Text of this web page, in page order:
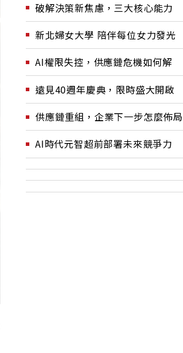
破解決策新焦慮，三大核心能力
新北婦女大學 陪伴每位女力發光
AI權限失控，供應鏈危機如何解
遠見40週年慶典，限時盛大開啟
供應鏈重組，企業下一步怎麼佈局
AI時代元智超前部署未來競爭力